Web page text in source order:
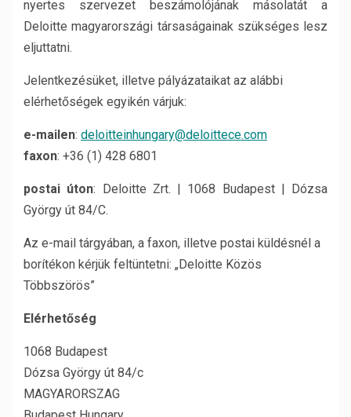
nyertes szervezet beszámolójának másolatát a
Deloitte magyarországi társaságainak szükséges lesz
eljuttatni.
Jelentkezésüket, illetve pályázataikat az alábbi
elérhetőségek egyikén várjuk:
e-mailen: deloitteinhungary@deloittece.com
faxon: +36 (1) 428 6801
postai úton: Deloitte Zrt. | 1068 Budapest | Dózsa
György út 84/C.
Az e-mail tárgyában, a faxon, illetve postai küldésnél a
borítékon kérjük feltüntetni: „Deloitte Közös
Többszörös”
Elérhetőség
1068 Budapest
Dózsa György út 84/c
MAGYARORSZAG